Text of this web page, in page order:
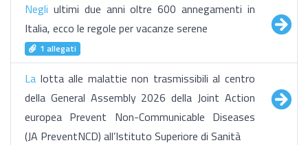
Negli ultimi due anni oltre 600 annegamenti in
Italia, ecco le regole per vacanze serene
1 allegati
La lotta alle malattie non trasmissibili al centro
della General Assembly 2026 della Joint Action
europea Prevent Non-Communicable Diseases
(JA PreventNCD) all’Istituto Superiore di Sanità